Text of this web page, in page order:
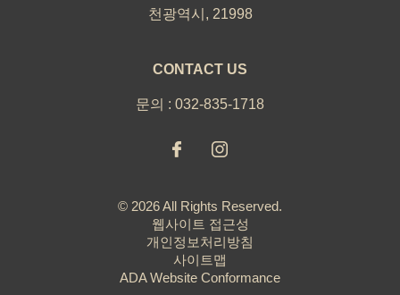
천광역시 , 21998
CONTACT US
문의 : 032-835-1718
© 2026 All Rights Reserved.
웹사이트 접근성
개인정보처리방침
사이트맵
ADA Website Conformance